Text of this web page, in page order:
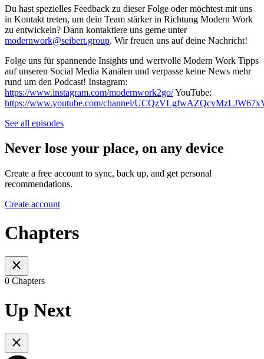
Du hast spezielles Feedback zu dieser Folge oder möchtest mit uns
in Kontakt treten, um dein Team stärker in Richtung Modern Work
zu entwickeln? Dann kontaktiere uns gerne unter
modernwork@seibert.group. Wir freuen uns auf deine Nachricht!
Folge uns für spannende Insights und wertvolle Modern Work Tipps
auf unseren Social Media Kanälen und verpasse keine News mehr
rund um den Podcast! Instagram:
https://www.instagram.com/modernwork2go/YouTube:
https://www.youtube.com/channel/
See all episodes
Never lose your place, on any device
Create a free account to sync, back up, and get personal
recommendations.
Create account
Chapters
0 Chapters
Up Next